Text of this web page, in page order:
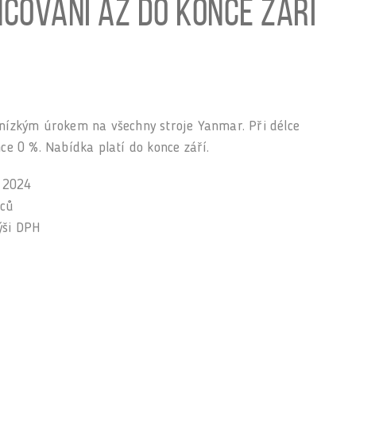
až do konce září
úrokem na všechny stroje Yanmar. Při délce
0 %. Nabídka platí do konce září.
DPH